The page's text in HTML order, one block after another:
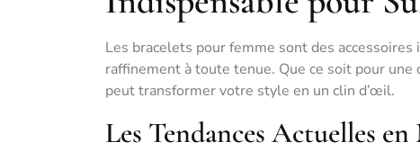
Les bracelets pour femme sont des
raffinement à toute tenue. Que ce soit pour
peut transformer votre style en un clin d’œil.
Les Tendances Actuelles